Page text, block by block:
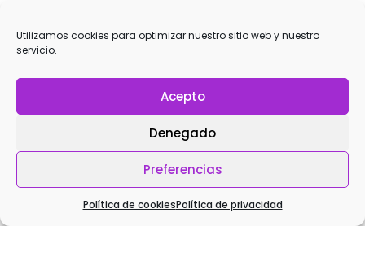
Utilizamos cookies para optimizar nuestro sitio web y nuestro
servicio.
Acepto
Denegado
Preferencias
Política de cookiesPolítica de privacidad